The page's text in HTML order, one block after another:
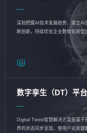
深刻把握AI技术发展趋势，建立AI
断创新，持续优化企业数智化转
数字孪生（DT）平台
Digital Twins智慧解决方案是基于
界的状态同步呈现，使用户对关键